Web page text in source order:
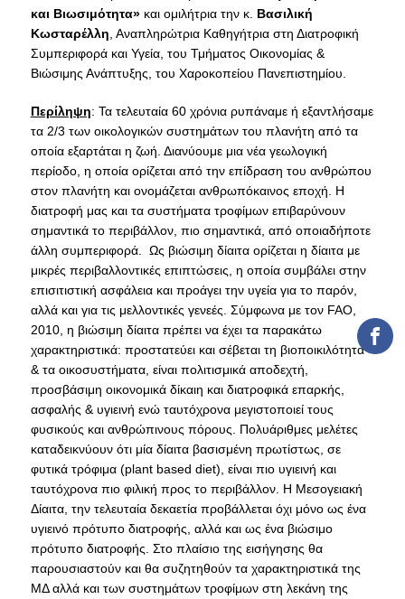
INTERLIBRARY LOAN
COPYING – PRINTING
SERVICES
ACCESSIBILITY
TOOLS
LIBRARY GUIDES
REFERENCES
WOS
SCOPUS
GOOGLE SCHOLAR
MICROSOFT ACADEMIC
SEARCH
INCITES JOURNAL
CITATION REPORTS
AUEB WEB ARCHIVE
SYNERGIES
H.E.LI.N.
και Βιωσιμότητα»και ομιλήτρια την κ. Βασιλική
Κωσταρέλλη , Αναπληρώτρια Καθηγήτρια στη Διατροφική
Συμπεριφορά και Υγεία, του Τμήματος Οικονομίας &
Βιώσιμης Ανάπτυξης, του Χαροκοπείου Πανεπιστημίου.
Περίληψη: Τα τελευταία 60 χρόνια ρυπάναμε ή εξαντλήσαμε
τα 2/3 των οικολογικών συστημάτων του πλανήτη από τα
οποία εξαρτάται η ζωή. Διανύουμε μια νέα γεωλογική
περίοδο, η οποία ορίζεται από την επίδραση του ανθρώπου
στον πλανήτη και ονομάζεται ανθρωπόκαινος εποχή. Η
διατροφή μας και τα συστήματα τροφίμων επιβαρύνουν
σημαντικά το περιβάλλον, πιο σημαντικά, από οποιαδήποτε
άλλη συμπεριφορά. Ως βιώσιμη δίαιτα ορίζεται η δίαιτα με
μικρές περιβαλλοντικές επιπτώσεις, η οποία συμβάλει στην
επισιτιστική ασφάλεια και προάγει την υγεία για το παρόν,
αλλά και για τις μελλοντικές γενεές. Σύμφωνα με τον FAO,
2010, η βιώσιμη δίαιτα πρέπει να έχει τα παρακάτω
χαρακτηριστικά: προστατεύει και σέβεται τη βιοποικιλότητα
& τα οικοσυστήματα, είναι πολιτισμικά αποδεχτή,
προσβάσιμη οικονομικά δίκαιη και διατροφικά επαρκής,
ασφαλής & υγιεινή ενώ ταυτόχρονα μεγιστοποιεί τους
φυσικούς και ανθρώπινους πόρους. Πολυάριθμες μελέτες
καταδεικνύουν ότι μία δίαιτα βασισμένη πρωτίστως, σε
φυτικά τρόφιμα (plant based diet), είναι πιο υγιεινή και
ταυτόχρονα πιο φιλική προς το περιβάλλον. Η Μεσογειακή
Δίαιτα, την τελευταία δεκαετία προβάλλεται όχι μόνο ως ένα
υγιεινό πρότυπο διατροφής, αλλά και ως ένα βιώσιμο
πρότυπο διατροφής. Στο πλαίσιο της εισήγησης θα
παρουσιαστούν και θα συζητηθούν τα χαρακτηριστικά της
ΜΔ αλλά και των συστημάτων τροφίμων στη λεκάνη της